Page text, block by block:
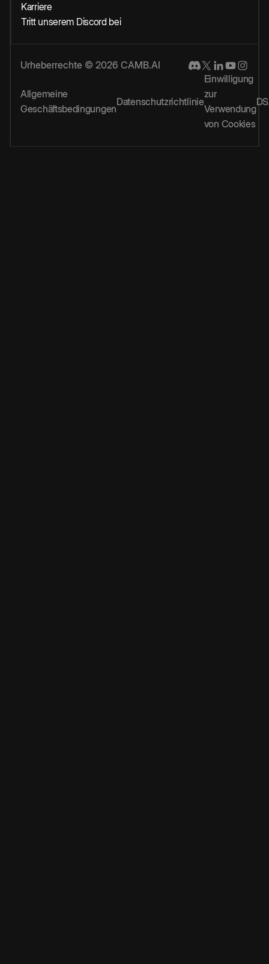
Karriere
Tritt unserem Discord bei
Urheberrechte © 2026 CAMB.AI
Allgemeine
Geschäftsbedingungen
Datenschutzrichtlinie
Einwilligung
zur
Verwendung
von Cookies